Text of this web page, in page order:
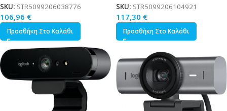
SKU: STR5099206038776
106,96 €
Προσθήκη Στο Καλάθι
SKU: STR5099206104921
117,30 €
Προσθήκη Στο Καλάθι